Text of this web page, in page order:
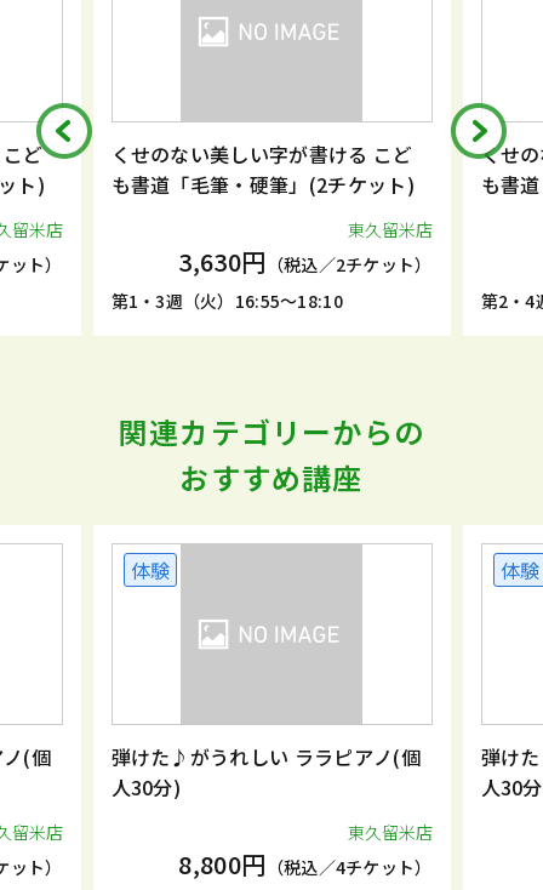
ど
ト)
留米店
ト）
くせのない美しい字が書ける こど
も書道「毛筆・硬筆」(2チケット)
東久留米店
3,630円 （税込／2チケット）
第1・3週（火）16:55～18:10
くせ
も書
第2・4
関連カテゴリーからの
おすすめ講座
(個
留米店
ト）
体験
弾けた♪がうれしい ララピアノ(個
人30分)
東久留米店
8,800円 （税込／4チケット）
体験
弾け
人30